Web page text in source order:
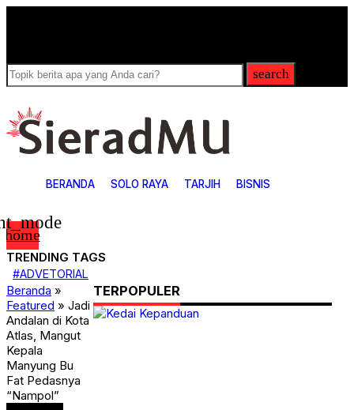
search
BERANDA SOLO RAYA TARJIH BISNIS
home
4
ADVETORIAL
ARTIKEL
Bisnis
Covid-19
Featured
HUKUM & KRIMINAL
Jurnal Muktamar48
JURNAL MUSYDA XIV
KHASANAH RAMADHAN
TRENDING TAGS
#ADVETORIAL
Beranda »
Featured » Jadi
Andalan di Kota
Atlas, Mangut
Kepala
Manyung Bu
Fat Pedasnya
“Nampol”
TERPOPULER